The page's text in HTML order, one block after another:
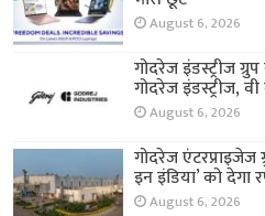
August 6, 2026
गोदरेज इंडस्ट्रीज
गोदरेज इंडस्ट्रीज, वी
August 6, 2026
गोदरेज एंटरप्राइजेज
इन इंडिया’ को देगा
August 6, 2026